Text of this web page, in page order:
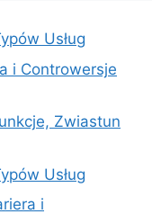
Usług
i Controwersje
Zwiastun
Usług
i